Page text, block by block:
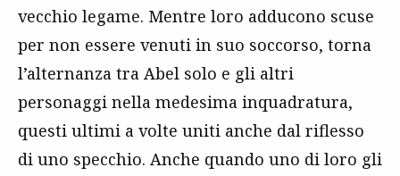
vecchio legame. Mentre loro adducono scuse
per non essere venuti in suo soccorso, torna
l’alternanza tra Abel solo e gli altri
personaggi nella medesima inquadratura,
questi ultimi a volte uniti anche dal riflesso
di uno specchio. Anche quando uno di loro gli